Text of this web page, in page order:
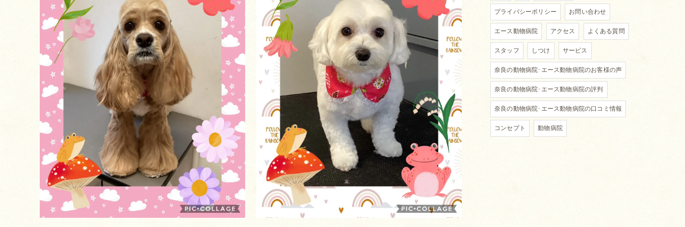
プライバシーポリシー
お問い合わせ
エース動物病院
アクセス
よくある質問
スタッフ
しつけ
サービス
奈良の動物病院･エース動物病院のお客様の声
奈良の動物病院･エース動物病院の評判
奈良の動物病院･エース動物病院の口コミ情報
コンセプト
動物病院